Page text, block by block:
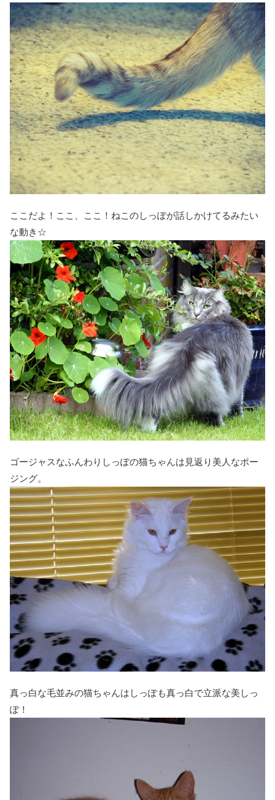
ここだよ！ここ、ここ！ねこのしっぽが話しかけてるみたい
な動き☆
ゴージャスなふんわりしっぽの猫ちゃんは見返り美人なポー
ジング。
真っ白な毛並みの猫ちゃんはしっぽも真っ白で立派な美しっ
ぽ！